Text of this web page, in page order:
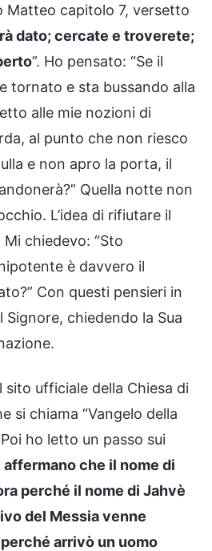
Matteo capitolo 7, versetto
dato; cercate e troverete;
”. Ho pensato: “Se il
tornato e sta bussando alla
alle mie nozioni di
al punto che non riesco
e non apro la porta, il
Quella notte non
L’idea di rifiutare il
chiedevo: “Sto
è davvero il
Con questi pensieri in
chiedendo la Sua
sito ufficiale della Chiesa di
si chiama “Vangelo della
ho letto un passo sui
che il nome di
perché il nome di Jahvè
del Messia venne
arrivò un uomo